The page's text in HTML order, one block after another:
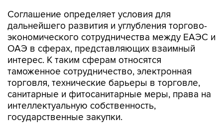
Соглашение определяет условия для
дальнейшего развития и углубления торгово-
экономического сотрудничества между ЕАЭС и
ОАЭ в сферах, представляющих взаимный
интерес. К таким сферам относятся
таможенное сотрудничество, электронная
торговля, технические барьеры в торговле,
санитарные и фитосанитарные меры, права на
интеллектуальную собственность,
государственные закупки.